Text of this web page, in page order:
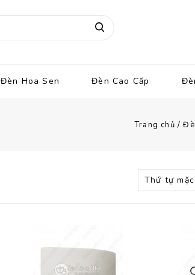
Đèn Hoa Sen Đèn Cao Cấp
Trang chủ /
Thứ tự